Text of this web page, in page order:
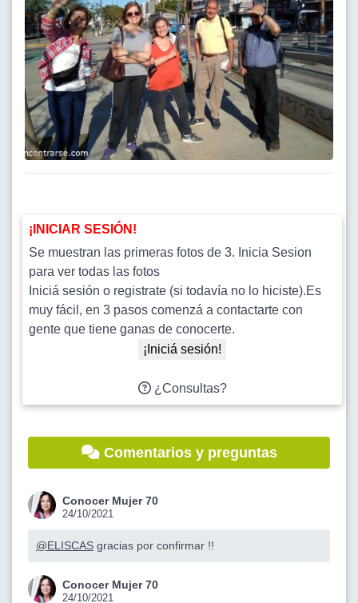
¡INICIAR SESIÓN!
Se muestran las primeras fotos de 3. Inicia Sesion
para ver todas las fotos
Iniciá sesión o registrate (si todavía no lo hiciste).Es
muy fácil, en 3 pasos comenzá a contactarte con
gente que tiene ganas de conocerte.
¡Iniciá sesión!
¿Consultas?
Comentarios y preguntas
Conocer Mujer 70
24/10/2021
@ELISCAS gracias por confirmar !!
Conocer Mujer 70
24/10/2021